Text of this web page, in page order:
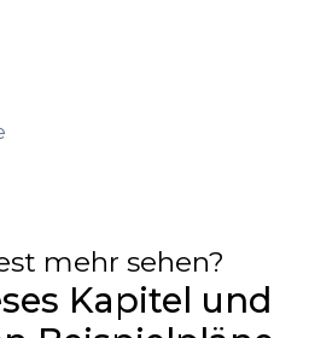
mehr sehen?
Kapitel und